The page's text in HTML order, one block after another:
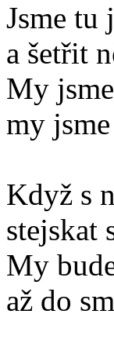
Jsme tu
a šetřit
My
my
Když s
stejskat
My
až do